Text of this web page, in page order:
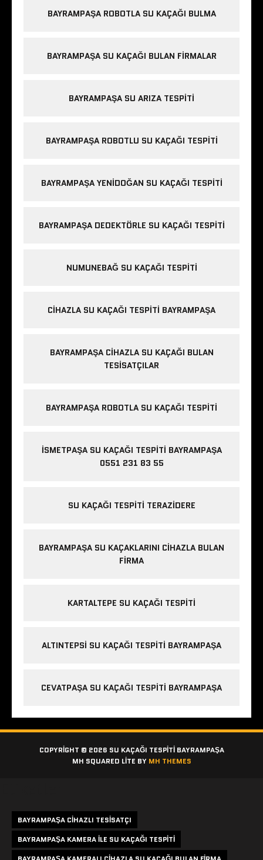
BAYRAMPAŞA ROBOTLA SU KAÇAĞI BULMA
BAYRAMPAŞA SU KAÇAĞI BULAN FIRMALAR
BAYRAMPAŞA SU ARIZA TESPITI
BAYRAMPAŞA ROBOTLU SU KAÇAĞI TESPITI
BAYRAMPAŞA YENIDOĞAN SU KAÇAĞI TESPITI
BAYRAMPAŞA DEDEKTÖRLE SU KAÇAĞI TESPITI
NUMUNEBAĞ SU KAÇAĞI TESPITI
CIHAZLA SU KAÇAĞI TESPITI BAYRAMPAŞA
BAYRAMPAŞA CIHAZLA SU KAÇAĞI BULAN
TESISATÇILAR
BAYRAMPAŞA ROBOTLA SU KAÇAĞI TESPITI
İSMETPAŞA SU KAÇAĞI TESPITI BAYRAMPAŞA
0551 231 83 55
SU KAÇAĞI TESPITI TERAZIDERE
BAYRAMPAŞA SU KAÇAKLARINI CIHAZLA BULAN
FIRMA
KARTALTEPE SU KAÇAĞI TESPITI
ALTINTEPSI SU KAÇAĞI TESPITI BAYRAMPAŞA
CEVATPAŞA SU KAÇAĞI TESPITI BAYRAMPAŞA
COPYRIGHT © 2026 SU KAÇAĞI TESPITI BAYRAMPAŞA
MH SQUARED LITE BY MH THEMES
BAYRAMPAŞA CIHAZLI TESISATÇI
BAYRAMPAŞA KAMERA ILE SU KAÇAĞI TESPITI